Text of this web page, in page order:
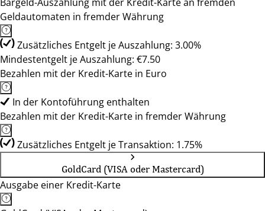
Geldautomaten in fremder Währung
Zusätzliches Entgelt je Auszahlung: 3.00%
Mindestentgelt je Auszahlung: €7.50
Bezahlen mit der Kredit-Karte in Euro
In der Kontoführung enthalten
Bezahlen mit der Kredit-Karte in fremder Währung
Zusätzliches Entgelt je Transaktion: 1.75%
GoldCard (VISA oder Mastercard)
Ausgabe einer Kredit-Karte